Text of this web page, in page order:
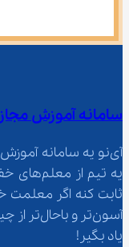
سامانه آموزش
آی‌نو یه سامانه
یه تیم
ثابت کنه اگر
یاد بگیر!